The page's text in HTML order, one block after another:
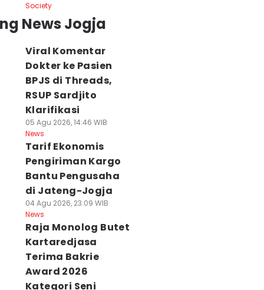
Society
News Jogja
Viral Komentar
Dokter ke Pasien
BPJS di Threads,
RSUP Sardjito
Klarifikasi
05 Agu 2026, 14:46 WIB
News
Tarif Ekonomis
Pengiriman Kargo
Bantu Pengusaha
di Jateng-Jogja
04 Agu 2026, 23:09 WIB
News
Raja Monolog Butet
Kartaredjasa
Terima Bakrie
Award 2026
Kategori Seni